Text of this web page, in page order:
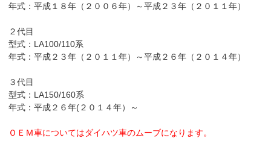
年式：平成１８年（２００６年）～平成２３年（２０１１年）
２代目
型式：LA100/110系
年式：平成２３年（２０１１年）～平成２６年（２０１４年）
３代目
型式：LA150/160系
年式：平成２６年(２０１４年）～
ＯＥＭ車についてはダイハツ車のムーブになります。